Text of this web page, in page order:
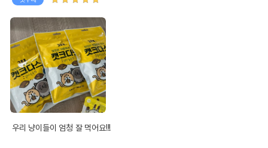
우리 냥이들이 엄청 잘 먹어요!!!